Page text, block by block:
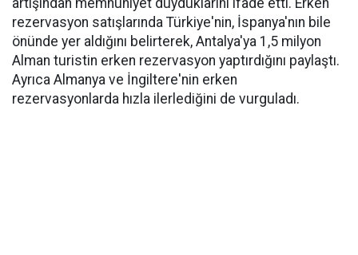
artışından memnuniyet duyduklarını ifade etti. Erken
rezervasyon satışlarında Türkiye'nin, İspanya'nın bile
önünde yer aldığını belirterek, Antalya'ya 1,5 milyon
Alman turistin erken rezervasyon yaptırdığını paylaştı.
Ayrıca Almanya ve İngiltere'nin erken
rezervasyonlarda hızla ilerlediğini de vurguladı.